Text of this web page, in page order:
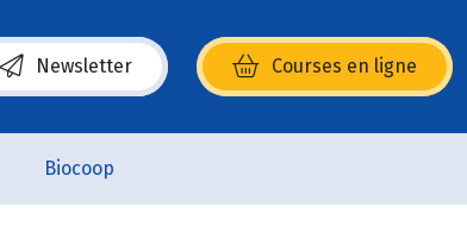
Newsletter Courses en ligne
dans une nouvelle fenêtre)
Biocoop